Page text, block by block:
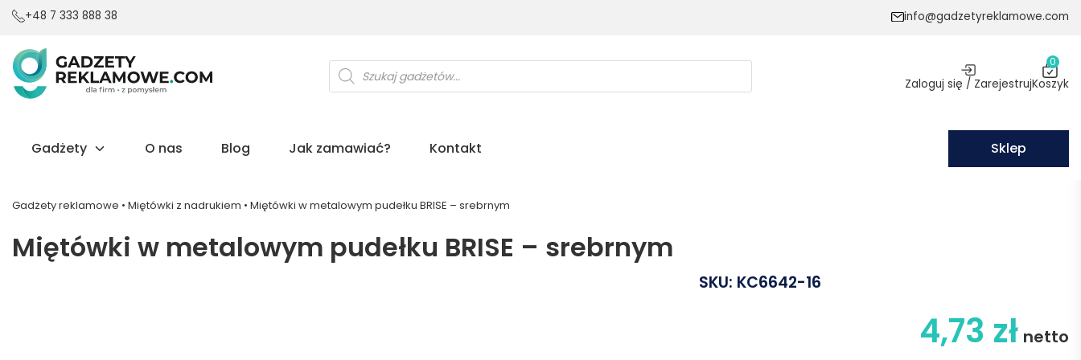
+48 7 333 888 38 info@gadzetyreklamowe.com
Wyszukiwarka
produktów Zaloguj się / Zarejestruj
0
Koszyk
Gadżety O nas Blog Jak zamawiać? Kontakt Sklep
Gadżety reklamowe • Miętówki z nadrukiem • Miętówki w metalowym pudełku BRISE – srebrnym
Miętówki w metalowym pudełku BRISE – srebrnym
SKU: KC6642-16
4,73 zł netto